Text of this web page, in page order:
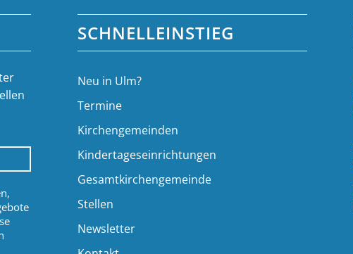
SCHNELLEINSTIEG
Neu in Ulm?
Termine
Kirchengemeinden
Kindertageseinrichtungen
Gesamtkirchengemeinde
Stellen
Newsletter